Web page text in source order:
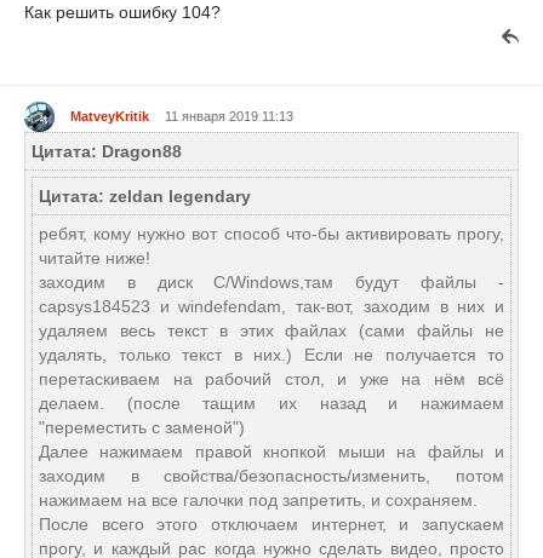
Как решить ошибку 104?
MatveyKritik 11 января 2019 11:13
Цитата: Dragon88
Цитата: zeldan legendary
ребят, кому нужно вот способ что-бы активировать прогу,
читайте ниже!
заходим в диск C/Windows,там будут файлы -
capsys184523 и windefendam, так-вот, заходим в них и
удаляем весь текст в этих файлах (сами файлы не
удалять, только текст в них.) Если не получается то
перетаскиваем на рабочий стол, и уже на нём всё
делаем. (после тащим их назад и нажимаем
"переместить с заменой")
Далее нажимаем правой кнопкой мыши на файлы и
заходим в свойства/безопасность/изменить, потом
нажимаем на все галочки под запретить, и сохраняем.
После всего этого отключаем интернет, и запускаем
прогу, и каждый рас когда нужно сделать видео, просто